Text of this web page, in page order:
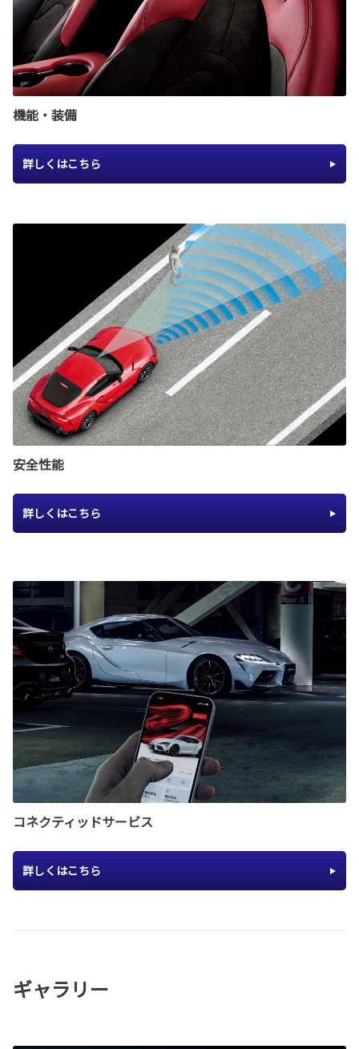
機能・装備
詳しくはこちら
安全性能
詳しくはこちら
コネクティッドサービス
詳しくはこちら
ギャラリー